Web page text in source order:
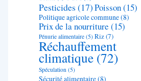
Pesticides (17)Poisson(15)
Politique agricole commune(8)
Prix de la nourriture (15)
Pénurie alimentaire (5) Riz(7)
Réchauffement
climatique (72)
Spéculation (5)
Sécurité alimentaire(8)